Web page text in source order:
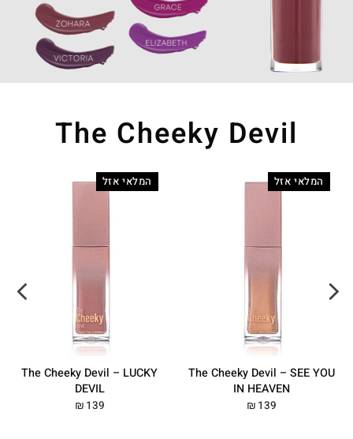
The Cheeky Devil
המלאי אזל
The Cheeky Devil – SEE YOU
IN HEAVEN
₪ 139
המלאי אזל
The Cheeky Devil – LUCKY
DEVIL
₪ 139